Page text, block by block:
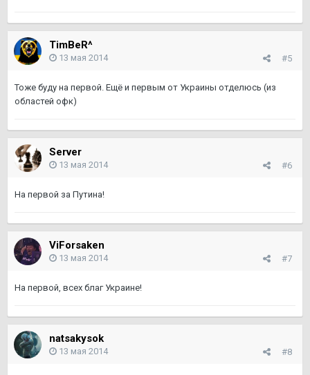
TimBeR^
#5
13 мая 2014
Тоже буду на первой. Ещё и первым от Украины отделюсь (из
областей офк)
Server
#6
13 мая 2014
На первой за Путина!
ViForsaken
#7
13 мая 2014
На первой, всех благ Украине!
natsakysok
#8
13 мая 2014